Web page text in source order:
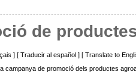
de
] [ Traducir al español ] [ Translate to
campanya de promoció dels productes